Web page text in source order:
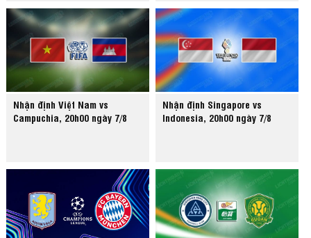
Nhận định Việt Nam vs
Campuchia, 20h00 ngày 7/8
Nhận định Singapore vs
Indonesia, 20h00 ngày 7/8